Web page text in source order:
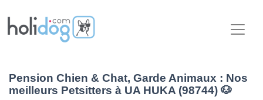
Pension Chien & Chat, Garde Animaux : Nos
meilleurs Petsitters à UA HUKA (98744) 🐶